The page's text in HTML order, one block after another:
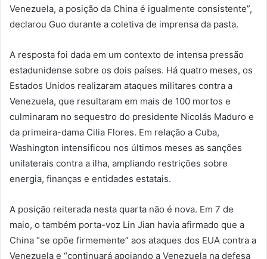
Venezuela, a posição da China é igualmente consistente”,
declarou Guo durante a coletiva de imprensa da pasta.
A resposta foi dada em um contexto de intensa pressão
estadunidense sobre os dois países. Há quatro meses, os
Estados Unidos realizaram ataques militares contra a
Venezuela, que resultaram em mais de 100 mortos e
culminaram no sequestro do presidente Nicolás Maduro e
da primeira-dama Cilia Flores. Em relação a Cuba,
Washington intensificou nos últimos meses as sanções
unilaterais contra a ilha, ampliando restrições sobre
energia, finanças e entidades estatais.
A posição reiterada nesta quarta não é nova. Em 7 de
maio, o também porta-voz Lin Jian havia afirmado que a
China “se opõe firmemente” aos ataques dos EUA contra a
Venezuela e “continuará apoiando a Venezuela na defesa